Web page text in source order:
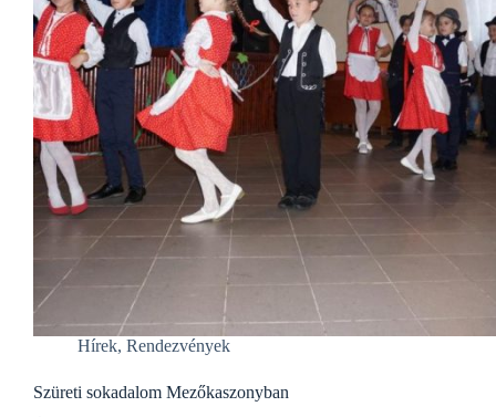
Hírek, Rendezvények
Szüreti sokadalom Mezőkaszonyban